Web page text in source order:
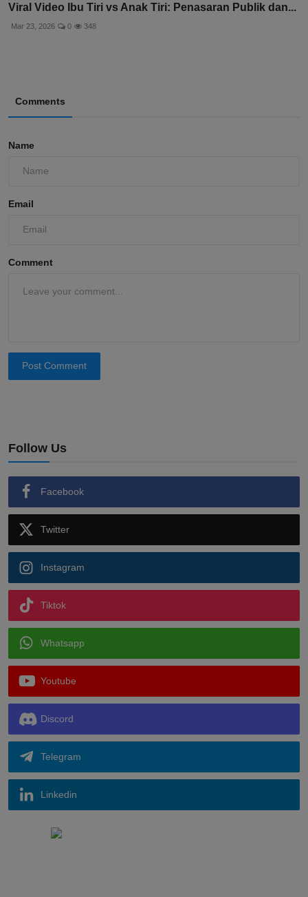
Viral Video Ibu Tiri vs Anak Tiri: Penasaran Publik dan...
Mar 23, 2026 0 348
Comments
Name
Email
Comment
Post Comment
Follow Us
Facebook
Twitter
Instagram
Tiktok
Whatsapp
Youtube
Discord
Telegram
Linkedin